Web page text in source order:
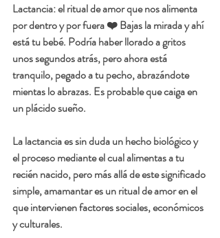
Lactancia: el ritual de amor que nos alimenta
por dentro y por fuera ❤️ Bajas la mirada y ahí
está tu bebé. Podría haber llorado a gritos
unos segundos atrás, pero ahora está
tranquilo, pegado a tu pecho, abrazándote
mientas lo abrazas. Es probable que caiga en
un plácido sueño.
La lactancia es sin duda un hecho biológico y
el proceso mediante el cual alimentas a tu
recién nacido, pero más allá de este significado
simple, amamantar es un ritual de amor en el
que intervienen factores sociales, económicos
y culturales.